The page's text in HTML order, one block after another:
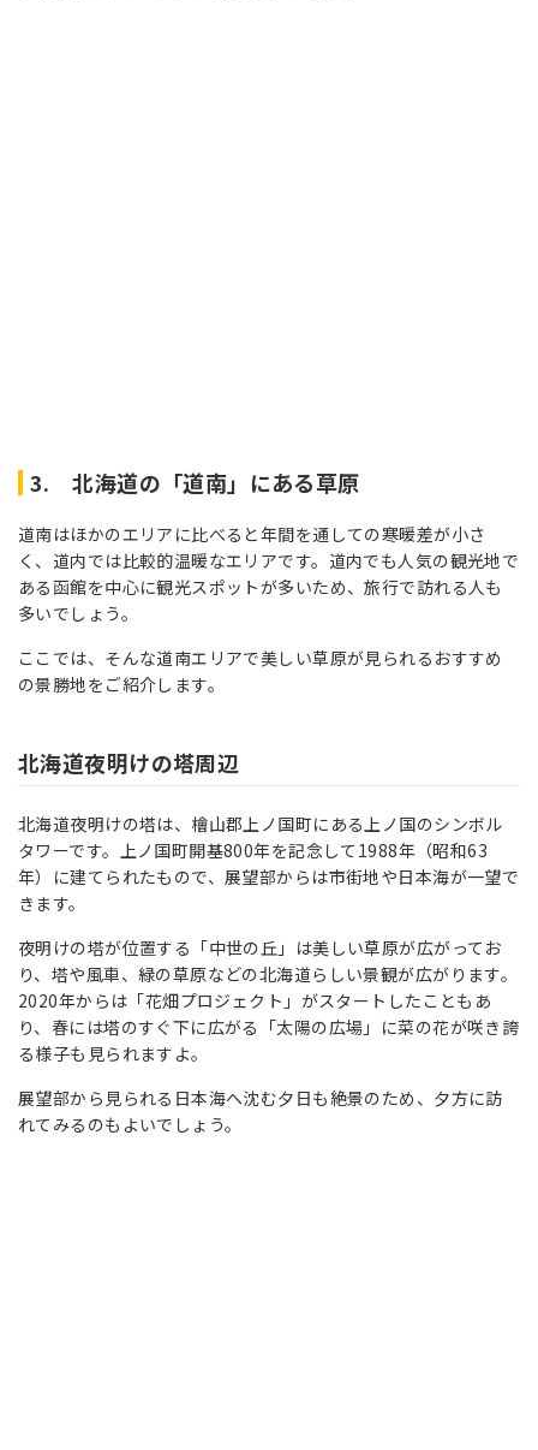
3. 北海道の「道南」にある草原
道南はほかのエリアに比べると年間を通しての寒暖差が小さ
く、道内では比較的温暖なエリアです。道内でも人気の観光地で
ある函館を中心に観光スポットが多いため、旅行で訪れる人も
多いでしょう。
ここでは、そんな道南エリアで美しい草原が見られるおすすめ
の景勝地をご紹介します。
北海道夜明けの塔周辺
北海道夜明けの塔は、檜山郡上ノ国町にある上ノ国のシンボル
タワーです。上ノ国町開基800年を記念して1988年（昭和63
年）に建てられたもので、展望部からは市街地や日本海が一望で
きます。
夜明けの塔が位置する「中世の丘」は美しい草原が広がってお
り、塔や風車、緑の草原などの北海道らしい景観が広がります。
2020年からは「花畑プロジェクト」がスタートしたこともあ
り、春には塔のすぐ下に広がる「太陽の広場」に菜の花が咲き誇
る様子も見られますよ。
展望部から見られる日本海へ沈む夕日も絶景のため、夕方に訪
れてみるのもよいでしょう。